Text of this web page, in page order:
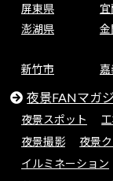
屏東県
澎湖県
金
新竹市
夜景FANマガ
夜景スポット
夜景撮影
夜景
イルミネーション